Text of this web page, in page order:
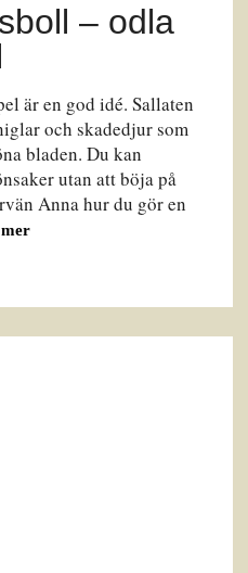
– odla
är en god idé. Sallaten
och skadedjur som
bladen. Du kan
utan att böja på
Anna hur du gör en